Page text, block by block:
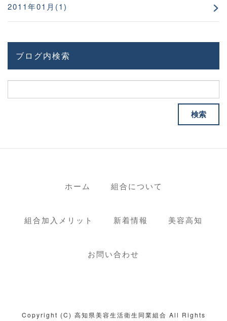
2011年01月(1)
ブログ内検索
ホーム 組合について
組合加入メリット 新着情報 美容高知
お問い合わせ
Copyright (C) 高知県美容生活衛生同業組合 All Rights